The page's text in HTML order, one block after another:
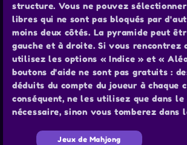
structure. Vous ne pouvez sélectionner
libres qui ne sont pas bloqués par
moins deux côtés. La pyramide peut
gauche et à droite. Si vous rencontrez
utilisez les options « Indice » et «
boutons d'aide ne sont pas gratuits :
déduits du compte du joueur à chaque
conséquent, ne les utilisez que dans le
nécessaire, sinon vous tomberez dans
Jeux de Mahjong